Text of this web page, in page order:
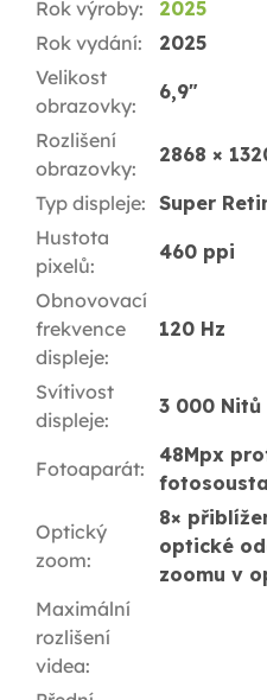
Rok výroby:
2025
Rok vydání:
2025
Velikost
obrazovky:
6,9"
Rozlišení
obrazovky:
2868 ×
Typ displeje: Super
Hustota
pixelů:
460 ppi
Obnovovací
frekvence
displeje:
120 Hz
Svítivost
displeje:
3 000 Nitů
Fotoaparát:
48Mpx
Optický
zoom:
8×
optické
zoomu v
Maximální
rozlišení
videa: